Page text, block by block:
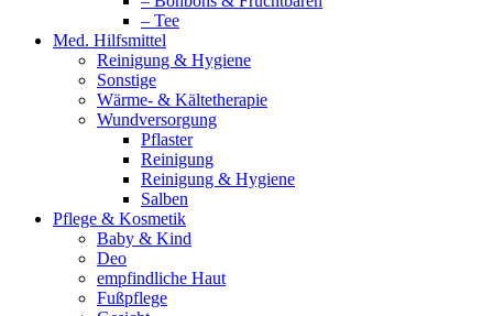
– Tee
Med. Hilfsmittel
Reinigung & Hygiene
Sonstige
Wärme- & Kältetherapie
Wundversorgung
Pflaster
Reinigung
Reinigung & Hygiene
Salben
Pflege & Kosmetik
Baby & Kind
Deo
empfindliche Haut
Fußpflege